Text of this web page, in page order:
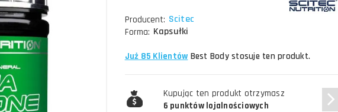
Producent: Scitec
Forma: Kapsułki
Już 85 Klientów Best Body stosuje ten produkt.
Kupując ten produkt otrzymasz
6 punktów lojalnościowych